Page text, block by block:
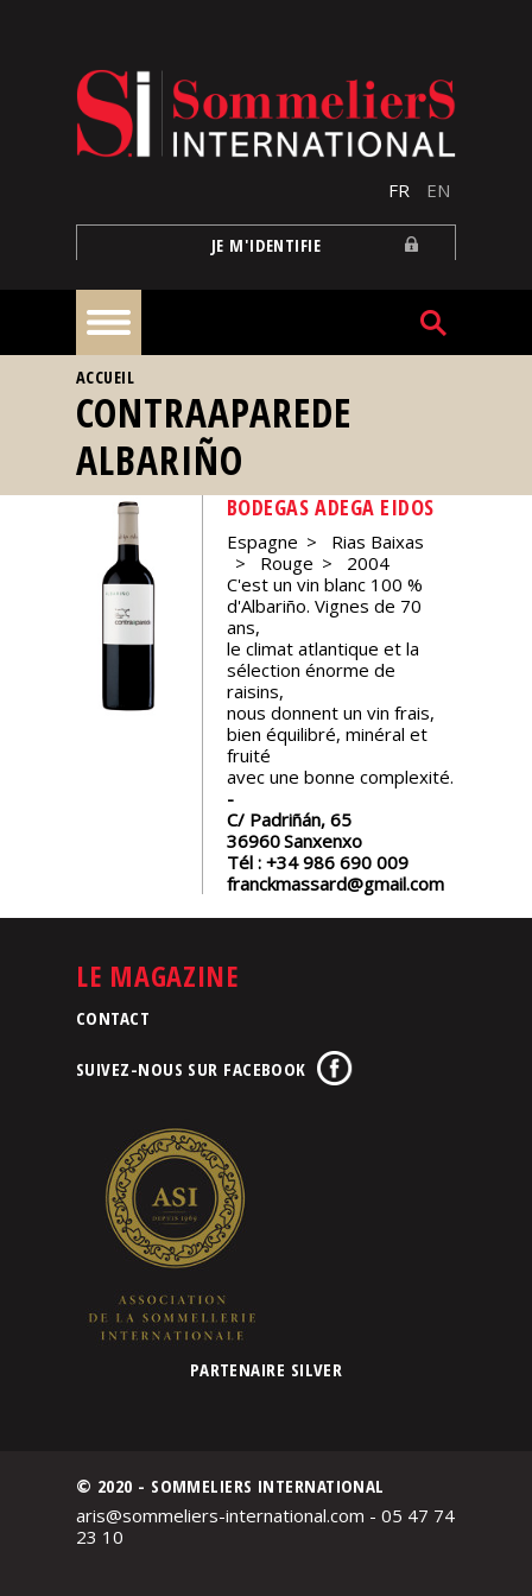
FR EN
JE M'IDENTIFIE
À
la
une
Reportages
Nos
événements
Le
Télécharger
la
VOUS ÊTES ICI
ACCUEIL
CONTRAAPAREDE
ALBARIÑO
BODEGAS ADEGA EIDOS
Espagne
Rias Baixas
Rouge
2004
C'est un vin blanc 100 %
d'Albariño. Vignes de 70
ans,
le climat atlantique et la
sélection énorme de
raisins,
nous donnent un vin frais,
bien équilibré, minéral et
fruité
avec une bonne complexité.
C/ Padriñán, 65
36960Sanxenxo
Tél : +34 986 690 009
franckmassard@gmail.com
LE MAGAZINE
CONTACT
SUIVEZ-NOUS SUR FACEBOOK
PARTENAIRE SILVER
© 2020 - SOMMELIERS INTERNATIONAL
aris@sommeliers-international.com - 05 47 74
23 10